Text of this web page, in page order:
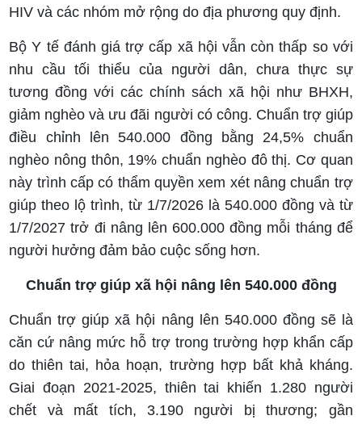
HIV và các nhóm mở rộng do địa phương quy định.
Bộ Y tế đánh giá trợ cấp xã hội vẫn còn thấp so với
nhu cầu tối thiểu của người dân, chưa thực sự
tương đồng với các chính sách xã hội như BHXH,
giảm nghèo và ưu đãi người có công. Chuẩn trợ giúp
điều chỉnh lên 540.000 đồng bằng 24,5% chuẩn
nghèo nông thôn, 19% chuẩn nghèo đô thị. Cơ quan
này trình cấp có thẩm quyền xem xét nâng chuẩn trợ
giúp theo lộ trình, từ 1/7/2026 là 540.000 đồng và từ
1/7/2027 trở đi nâng lên 600.000 đồng mỗi tháng để
người hưởng đảm bảo cuộc sống hơn.
Chuẩn trợ giúp xã hội nâng lên 540.000 đồng
Chuẩn trợ giúp xã hội nâng lên 540.000 đồng sẽ là
căn cứ nâng mức hỗ trợ trong trường hợp khẩn cấp
do thiên tai, hỏa hoạn, trường hợp bất khả kháng.
Giai đoạn 2021-2025, thiên tai khiến 1.280 người
chết và mất tích, 3.190 người bị thương; gần